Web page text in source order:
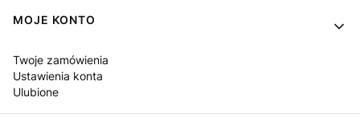
MOJE KONTO
Twoje zamówienia
Ustawienia konta
Ulubione